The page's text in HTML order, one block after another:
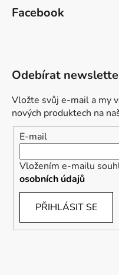
Facebook
Odebírat
Vložte svůj e-mail a my
nových produktech na
E-mail
Vložením e-mailu
osobních údajů
PŘIHLÁSIT SE